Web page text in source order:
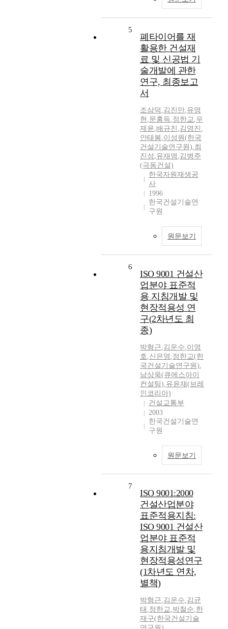
5
폐타이어를 재
활용한 건설재
료 및 신공법 기
술개발에 관한
연구, 최종보고
서
조삼덕 ,김진만,유영
현 ,문홍득,정한교,우
제윤,배규진 ,김영진 ,
안태봉,이성원(한국
건설기술연구원),최
진성 ,유재명 ,김병주
(극동건설)
한국자원재생공
사
1996
한국건설기술연
구원
원문보기
6
ISO 9001 건설산
업분야 표준적
용 지침개발 및
현장적용성 연
구(2차년도 최
종)
박형근,김운수,이영
호,신은영 ,정한교(한
국건설기술연구원),
남상욱(큐에스아이
컨설팅),유윤재(브레
인코리아)
건설교통부
2003
한국건설기술연
구원
원문보기
7
ISO 9001:2000
건설산업분야
표준적용지침:
ISO 9001 건설산
업분야 표준적
용지침개발 및
현장적용성연구
(1차년도 연차,
별책)
박형근,김운수,김균
태 ,정한교,박철순,한
재구(한국건설기술